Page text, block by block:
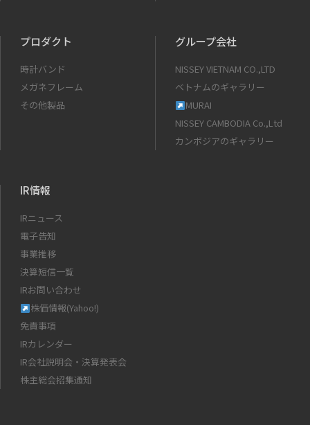
プロダクト
時計バンド
メガネフレーム
その他製品
グループ会社
NISSEY VIETNAM CO.,LTD
ベトナムのギャラリー
MURAI
NISSEY CAMBODIA Co.,Ltd
カンボジアのギャラリー
IR情報
IRニュース
電子告知
事業推移
決算短信一覧
IRお問い合わせ
株価情報(Yahoo!)
免責事項
IRカレンダー
IR会社説明会・決算発表会
株主総会招集通知